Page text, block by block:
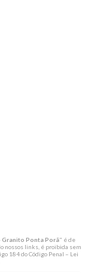
Granito Ponta Porã" é de
nossos links, é proibida sem
184 do Código Penal – Lei